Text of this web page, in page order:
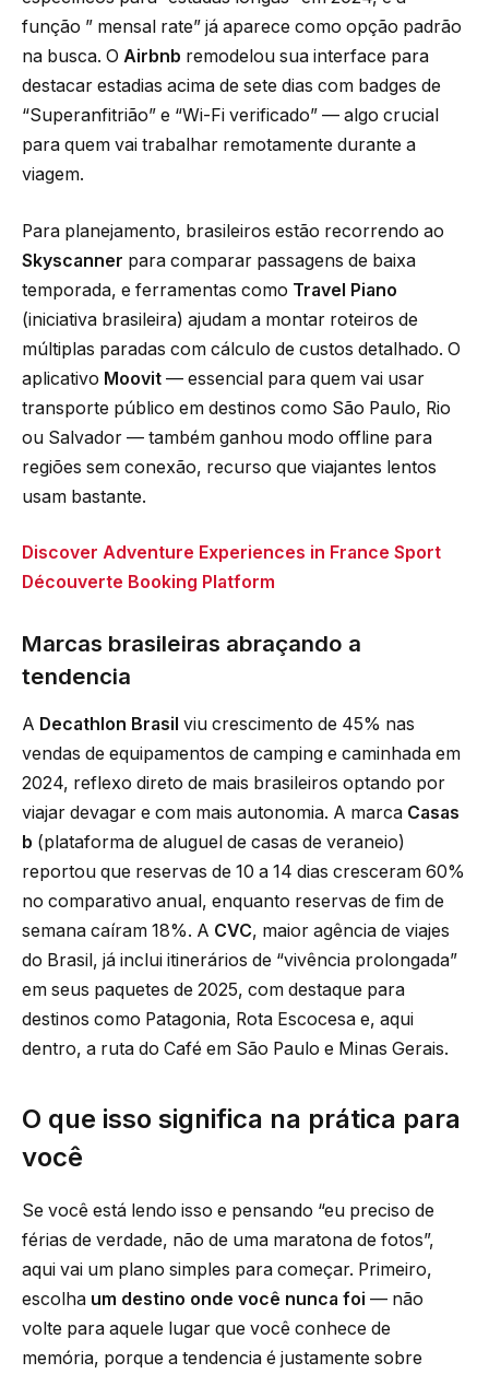
função ” mensal rate” já aparece como opção padrão
na busca. O Airbnb remodelou sua interface para
destacar estadias acima de sete dias com badges de
“Superanfitrião” e “Wi-Fi verificado” — algo crucial
para quem vai trabalhar remotamente durante a
viagem.
Para planejamento, brasileiros estão recorrendo ao
Skyscanner para comparar passagens de baixa
temporada, e ferramentas como Travel Piano
(iniciativa brasileira) ajudam a montar roteiros de
múltiplas paradas com cálculo de custos detalhado. O
aplicativo Moovit — essencial para quem vai usar
transporte público em destinos como São Paulo, Rio
ou Salvador — também ganhou modo offline para
regiões sem conexão, recurso que viajantes lentos
usam bastante.
Discover Adventure Experiences in France Sport
Découverte Booking Platform
Marcas brasileiras abraçando a
tendencia
A Decathlon Brasil viu crescimento de 45% nas
vendas de equipamentos de camping e caminhada em
2024, reflexo direto de mais brasileiros optando por
viajar devagar e com mais autonomia. A marca Casas
b (plataforma de aluguel de casas de veraneio)
reportou que reservas de 10 a 14 dias cresceram 60%
no comparativo anual, enquanto reservas de fim de
semana caíram 18%. A CVC, maior agência de viajes
do Brasil, já inclui itinerários de “vivência prolongada”
em seus paquetes de 2025, com destaque para
destinos como Patagonia, Rota Escocesa e, aqui
dentro, a ruta do Café em São Paulo e Minas Gerais.
O que isso significa na prática para
você
Se você está lendo isso e pensando “eu preciso de
férias de verdade, não de uma maratona de fotos”,
aqui vai um plano simples para começar. Primeiro,
escolha um destino onde você nunca foi — não
volte para aquele lugar que você conhece de
memória, porque a tendencia é justamente sobre